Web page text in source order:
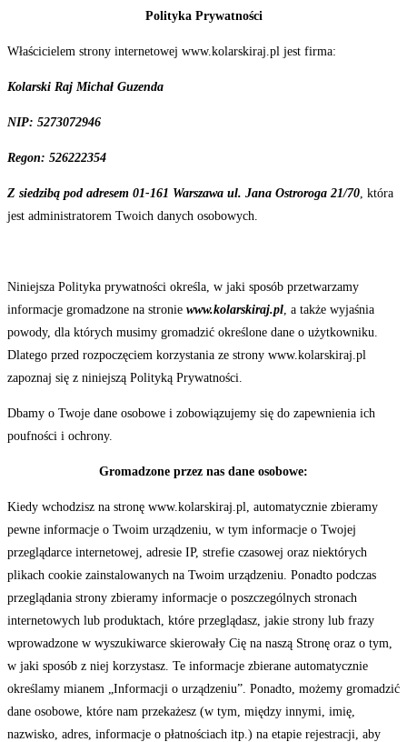
Polityka Prywatności
Właścicielem strony internetowej www.kolarskiraj.pl jest firma:
Kolarski Raj Michał Guzenda
NIP: 5273072946
Regon: 526222354
Z siedzibą pod adresem 01-161 Warszawa ul. Jana Ostroroga 21/70, która
jest administratorem Twoich danych osobowych.
Niniejsza Polityka prywatności określa, w jaki sposób przetwarzamy
informacje gromadzone na stronie www.kolarskiraj.pl, a także wyjaśnia
powody, dla których musimy gromadzić określone dane o użytkowniku.
Dlatego przed rozpoczęciem korzystania ze strony www.kolarskiraj.pl
zapoznaj się z niniejszą Polityką Prywatności.
Dbamy o Twoje dane osobowe i zobowiązujemy się do zapewnienia ich
poufności i ochrony.
Gromadzone przez nas dane osobowe:
Kiedy wchodzisz na stronę www.kolarskiraj.pl, automatycznie zbieramy
pewne informacje o Twoim urządzeniu, w tym informacje o Twojej
przeglądarce internetowej, adresie IP, strefie czasowej oraz niektórych
plikach cookie zainstalowanych na Twoim urządzeniu. Ponadto podczas
przeglądania strony zbieramy informacje o poszczególnych stronach
internetowych lub produktach, które przeglądasz, jakie strony lub frazy
wprowadzone w wyszukiwarce skierowały Cię na naszą Stronę oraz o tym,
w jaki sposób z niej korzystasz. Te informacje zbierane automatycznie
określamy mianem „Informacji o urządzeniu”. Ponadto, możemy gromadzić
dane osobowe, które nam przekażesz (w tym, między innymi, imię,
nazwisko, adres, informacje o płatnościach itp.) na etapie rejestracji, aby